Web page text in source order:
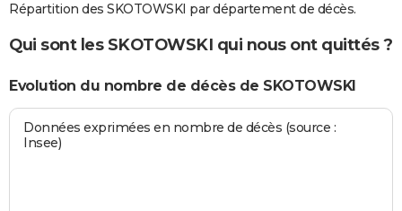
Répartition des SKOTOWSKI par département de décès.
Qui sont les SKOTOWSKI qui nous ont quittés ?
Evolution du nombre de décès de SKOTOWSKI
Données exprimées en nombre de décès (source :
Insee)